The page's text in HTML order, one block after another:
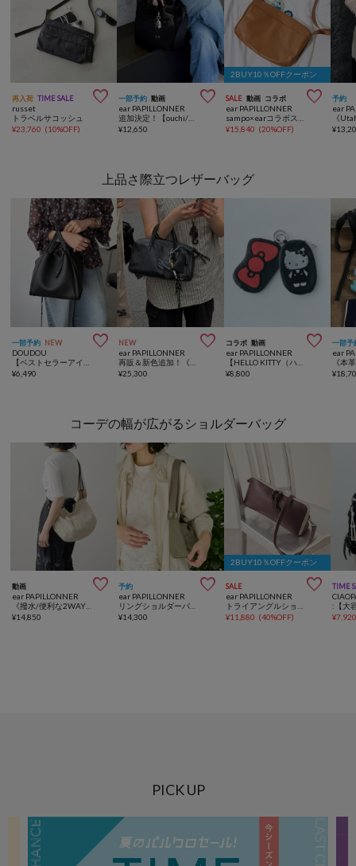
再入荷 TIME SALE 
russet
トラベルサコッシュ
¥23,760 (10%OFF)
一部予約 動画 
ear PAPILLONNER
追加決定！【ouchi/ほし企画】ダイヤメッシュ2WAYトートバッグ Sサイズ
¥12,650
2BUY10％OFFクーポン
SALE 動画 コラボ 
ear PAPILLONNER
sampo×earコラボスワローマチショルダーバッグS《本革》
¥15,840 (20%OFF)
予約
ear
¥
上品さ際立つレザーバッグ
一部予約 NEW 
DOUDOU
¥6,490
NEW 
ear PAPILLONNER
¥25,300
コラボ 動画 
ear PAPILLONNER
¥8,800
一部予
ear
¥
コーデの幅が広がるショルダーバッグ
動画 
ear PAPILLONNER
¥14,850
予約 
ear PAPILLONNER
¥14,300
2BUY10％OFFクーポン
SALE 
ear PAPILLONNER
¥11,880 (40%OFF)
TIME
¥
PICK UP